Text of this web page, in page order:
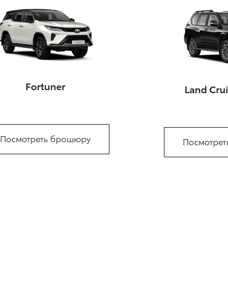
Fortuner
Посмотреть брошюру
Land